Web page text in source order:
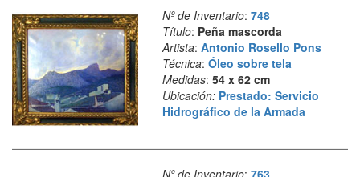
Nº de Inventario: 748
Título: Peña mascorda
Artista: Antonio Rosello Pons
Técnica: Óleo sobre tela
Medidas: 54 x 62 cm
Ubicación: Prestado: Servicio
Hidrográfico de la Armada